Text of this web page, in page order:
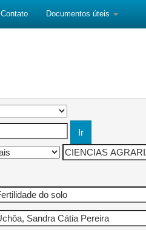
Contato Documentos úteis